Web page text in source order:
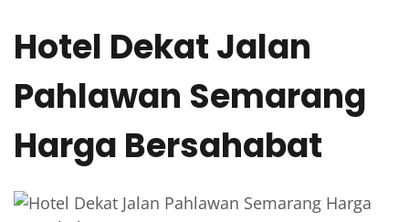
Hotel Dekat Jalan
Pahlawan Semarang
Harga Bersahabat